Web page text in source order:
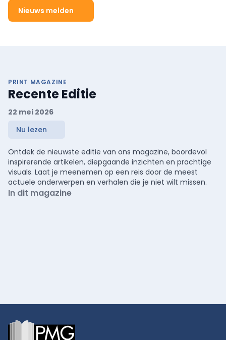
Nieuws melden
PRINT MAGAZINE
Recente Editie
22 mei 2026
Nu lezen
Ontdek de nieuwste editie van ons magazine, boordevol
inspirerende artikelen, diepgaande inzichten en prachtige
visuals. Laat je meenemen op een reis door de meest
actuele onderwerpen en verhalen die je niet wilt missen.
In dit magazine
Footer